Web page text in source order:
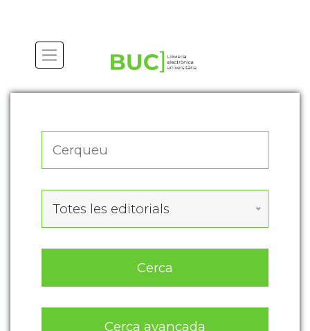
Totes les editorials
Cerca
Cerca avançada